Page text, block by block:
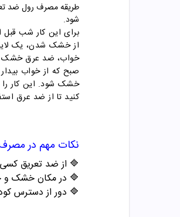
طریقه مصرف رول ضد
شود.
برای این کار شب
از خشک شدن، یک لایه
خواب، ضد عرق خشک
صبح که از خواب
کنید تا از ضد عرق
نکات مهم در
🔷 از ضد تعریق کسی
🔷 در مکان خشک و
🔷 دور از دسترس